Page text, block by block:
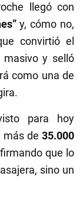
llegó con
y, cómo no,
convirtió el
y selló
como una de
para hoy
más de 35.000
que lo
sino un